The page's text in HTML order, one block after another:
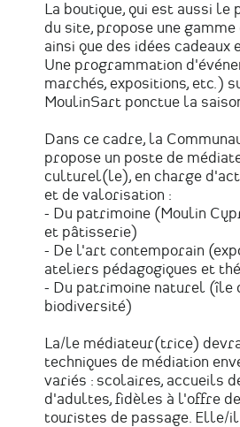
La boutique, qui est aussi
du site, propose une
ainsi que des idées cadeaux
Une programmation
marchés, expositions, etc.)
MoulinSart ponctue la
Dans ce cadre, la
propose un poste de
culturel(le), en charge
et de valorisation :
- Du patrimoine (Moulin
et pâtisserie)
- De l'art contemporain
ateliers pédagogiques et
- Du patrimoine naturel (île
biodiversité)
La/le médiateur(trice)
techniques de médiation
variés : scolaires, accueils
d'adultes, fidèles à l'offre
touristes de passage. Elle/